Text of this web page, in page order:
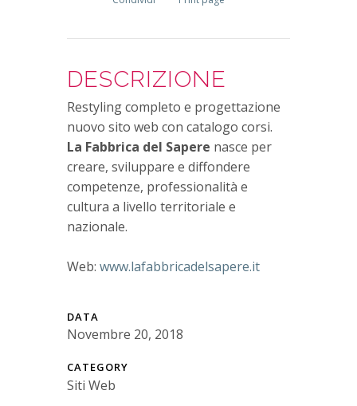
DESCRIZIONE
Restyling completo e progettazione
nuovo sito web con catalogo corsi.
La Fabbrica del Sapere nasce per
creare, sviluppare e diffondere
competenze, professionalità e
cultura a livello territoriale e
nazionale.
Web: www.lafabbricadelsapere.it
DATA
Novembre 20, 2018
CATEGORY
Siti Web